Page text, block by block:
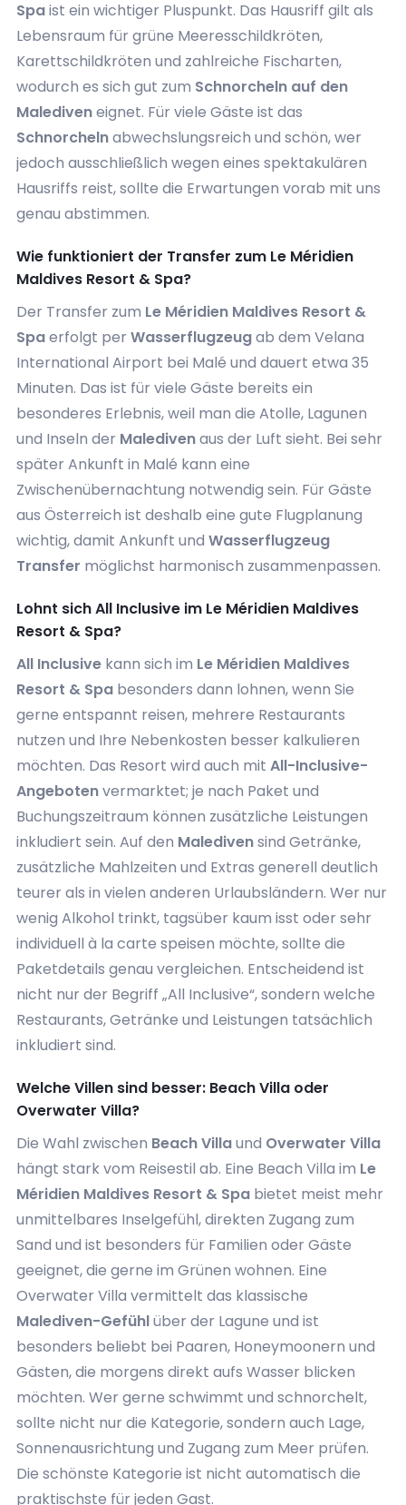
Spaist ein wichtiger Pluspunkt. Das Hausriff gilt als
Lebensraum für grüne Meeresschildkröten,
Karettschildkröten und zahlreiche Fischarten,
wodurch es sich gut zum Schnorcheln auf den
Malediveneignet. Für viele Gäste ist das
Schnorchelnabwechslungsreich und schön, wer
jedoch ausschließlich wegen eines spektakulären
Hausriffs reist, sollte die Erwartungen vorab mit uns
genau abstimmen.
Wie funktioniert der Transfer zum Le Méridien
Maldives Resort & Spa?
Der Transfer zum Le Méridien Maldives Resort &
Spaerfolgt per Wasserflugzeugab dem Velana
International Airport bei Malé und dauert etwa 35
Minuten. Das ist für viele Gäste bereits ein
besonderes Erlebnis, weil man die Atolle, Lagunen
und Inseln der Maledivenaus der Luft sieht. Bei sehr
später Ankunft in Malé kann eine
Zwischenübernachtung notwendig sein. Für Gäste
aus Österreich ist deshalb eine gute Flugplanung
wichtig, damit Ankunft und Wasserflugzeug
Transfer möglichst harmonisch zusammenpassen.
Lohnt sich All Inclusive im Le Méridien Maldives
Resort & Spa?
All Inclusivekann sich im Le Méridien Maldives
Resort & Spabesonders dann lohnen, wenn Sie
gerne entspannt reisen, mehrere Restaurants
nutzen und Ihre Nebenkosten besser kalkulieren
möchten. Das Resort wird auch mit All-Inclusive-
Angebotenvermarktet; je nach Paket und
Buchungszeitraum können zusätzliche Leistungen
inkludiert sein. Auf den Maledivensind Getränke,
zusätzliche Mahlzeiten und Extras generell deutlich
teurer als in vielen anderen Urlaubsländern. Wer nur
wenig Alkohol trinkt, tagsüber kaum isst oder sehr
individuell à la carte speisen möchte, sollte die
Paketdetails genau vergleichen. Entscheidend ist
nicht nur der Begriff „All Inclusive“, sondern welche
Restaurants, Getränke und Leistungen tatsächlich
inkludiert sind.
Welche Villen sind besser: Beach Villa oder
Overwater Villa?
Die Wahl zwischen Beach Villaund Overwater Villa
hängt stark vom Reisestil ab. Eine Beach Villa im Le
Méridien Maldives Resort & Spabietet meist mehr
unmittelbares Inselgefühl, direkten Zugang zum
Sand und ist besonders für Familien oder Gäste
geeignet, die gerne im Grünen wohnen. Eine
Overwater Villa vermittelt das klassische
Malediven-Gefühlüber der Lagune und ist
besonders beliebt bei Paaren, Honeymoonern und
Gästen, die morgens direkt aufs Wasser blicken
möchten. Wer gerne schwimmt und schnorchelt,
sollte nicht nur die Kategorie, sondern auch Lage,
Sonnenausrichtung und Zugang zum Meer prüfen.
Die schönste Kategorie ist nicht automatisch die
praktischste für jeden Gast.